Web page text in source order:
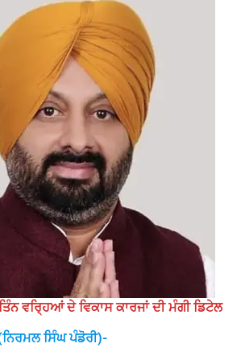
ਵਰ੍ਹਿਆਂ ਦੇ ਵਿਕਾਸ ਕਾਰਜਾਂ ਦੀ ਮੰਗੀ ਡਿਟੇਲ
ਸਿੰਘ ਪੰਡੋਰੀ)-